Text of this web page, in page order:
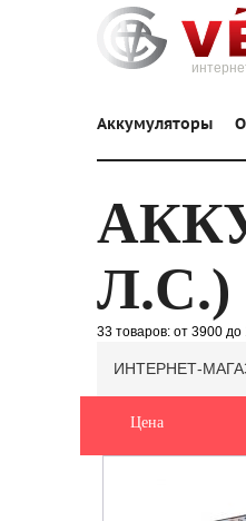
Аккумуляторы
Л.С.)
33 товаров: от 3900 до
ИНТЕРНЕТ-
Цена